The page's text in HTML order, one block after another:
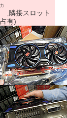
力
,隣接スロット
占有)